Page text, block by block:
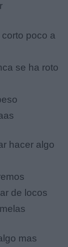
poco a
se ha roto
hacer algo
de locos
mas